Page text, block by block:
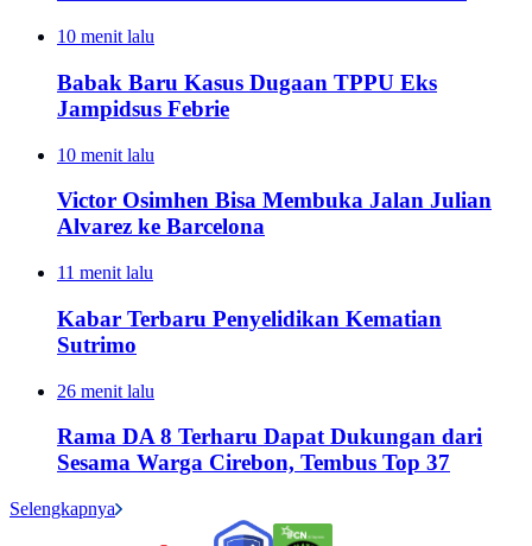
10 menit lalu
Babak Baru Kasus Dugaan TPPU Eks
Jampidsus Febrie
10 menit lalu
Victor Osimhen Bisa Membuka Jalan Julian
Alvarez ke Barcelona
11 menit lalu
Kabar Terbaru Penyelidikan Kematian
Sutrimo
26 menit lalu
Rama DA 8 Terharu Dapat Dukungan dari
Sesama Warga Cirebon, Tembus Top 37
Selengkapnya